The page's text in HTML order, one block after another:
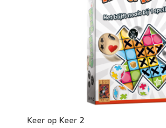
Keer op Keer 2